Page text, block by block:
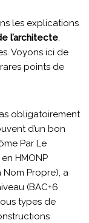
les explications
l’architecte.
Voyons ici de
points de
obligatoirement
d’un bon
Par Le
HMONP
Propre), a
(BAC+6
types de